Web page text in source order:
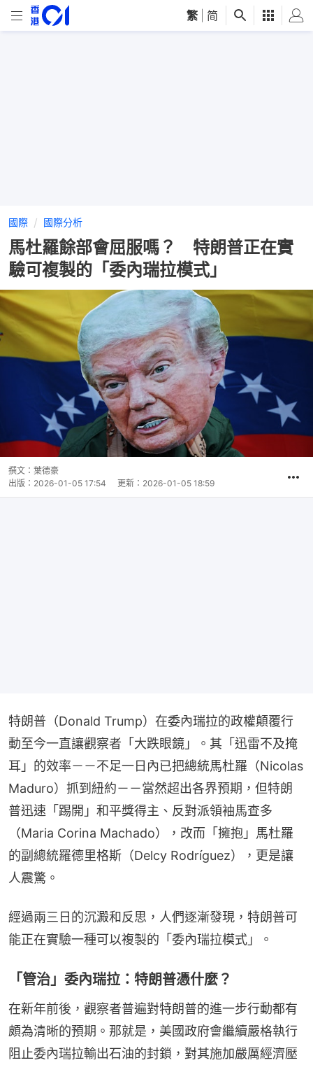
繁 简
國際 國際分析
馬杜羅餘部會屈服嗎？ 特朗普正在實
驗可複製的「委內瑞拉模式」
撰文： 葉德豪
出版： 2026-01-05 17:54 更新： 2026-01-05 18:59
特朗普（Donald Trump）在委內瑞拉的政權顛覆行
動至今一直讓觀察者「大跌眼鏡」。其「迅雷不及掩
耳」的效率－－不足一日內已把總統馬杜羅（Nicolas
Maduro）抓到紐約－－當然超出各界預期，但特朗
普迅速「踢開」和平獎得主、反對派領袖馬查多
（Maria Corina Machado），改而「擁抱」馬杜羅
的副總統羅德里格斯（Delcy Rodríguez），更是讓
人震驚。
經過兩三日的沉澱和反思，人們逐漸發現，特朗普可
能正在實驗一種可以複製的「委內瑞拉模式」。
「管治」委內瑞拉：特朗普憑什麼？
在新年前後，觀察者普遍對特朗普的進一步行動都有
頗為清晰的預期。那就是，美國政府會繼續嚴格執行
阻止委內瑞拉輸出石油的封鎖，對其施加嚴厲經濟壓